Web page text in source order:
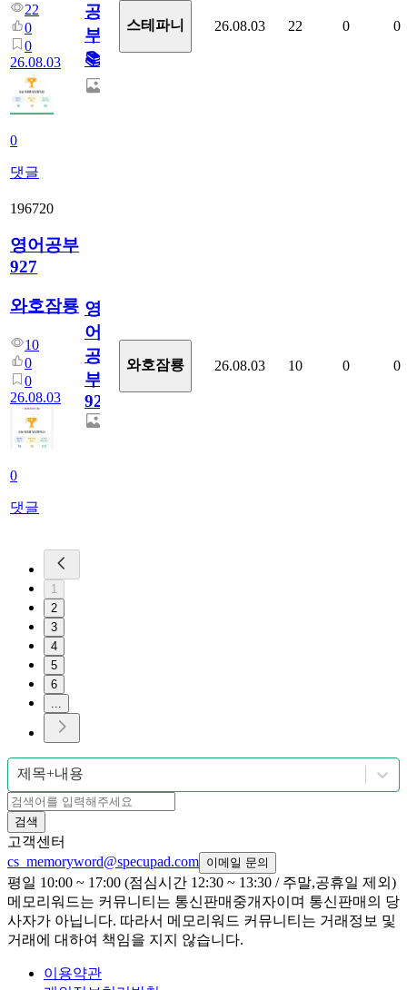
22
0
0
26.08.03
0
댓글
공
부!
📚
스테파니 26.08.03 22 0 0
196720
영어공부
927
와호잠룡
10
0
0
26.08.03
0
댓글
영
어
공
부
927
와호잠룡 26.08.03 10 0 0
1
2
3
4
5
6
제목+내용
검색
고객센터
cs_memoryword@specupad.com 이메일 문의
평일 10:00 ~ 17:00 (점심시간 12:30 ~ 13:30 / 주말,공휴일 제외)
메모리워드는 커뮤니티는 통신판매중개자이며 통신판매의 당
사자가 아닙니다. 따라서 메모리워드 커뮤니티는 거래정보 및
거래에 대하여 책임을 지지 않습니다.
이용약관